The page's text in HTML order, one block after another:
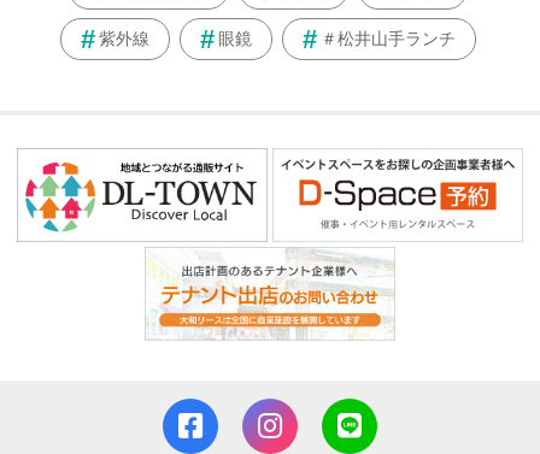
紫外線 眼鏡 ＃松井山手ランチ